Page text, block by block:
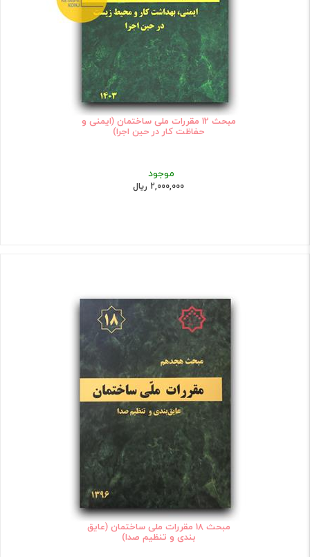
مبحث 12 مقررات ملی ساختمان (ایمنی و
حفاظت کار در حین اجرا)
موجود
2,000,000 ریال
مبحث 18 مقررات ملی ساختمان (عایق
بندی و تنظیم صدا)